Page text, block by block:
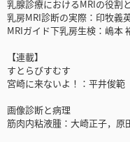
乳腺診療におけるMRIの役割
乳房MRI診断の実際：印牧義
MRIガイド下乳房生検：嶋本
【連載】
すとらびすむす
宮崎に来ないよ！：平井俊範
画像診断と病理
筋肉内粘液腫：大崎正子，原